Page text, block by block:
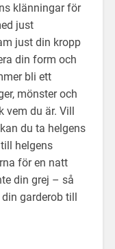
klänningar för
just
just din kropp
din form och
bli ett
mönster och
vem du är. Vill
du ta helgens
helgens
för en natt
din grej – så
garderob till